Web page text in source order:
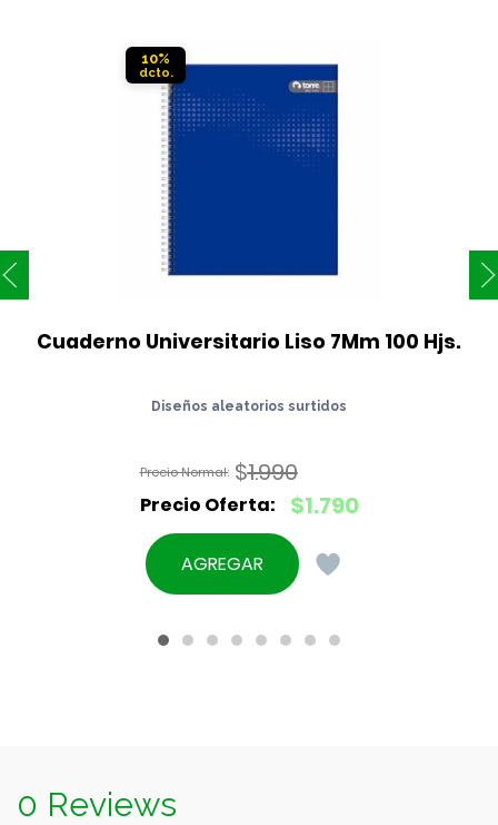
10%
Cuaderno Universitario Liso 7Mm 100 Hjs.
Diseños aleatorios surtidos
$1.990
El
original
$1.790
El
precio
actual
$1.790.
AGREGAR
0 Reviews